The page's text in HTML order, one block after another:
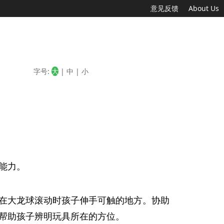
意见反馈 About Us
字号: 大 | 中 | 小
。
大龙球滚动时孩子伸手可触的地方。协助
孩子辨明玩具所在的方位。